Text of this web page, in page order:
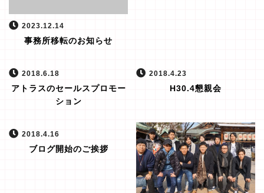
2023.12.14
事務所移転のお知らせ
2018.6.18
アトラスのセールスプロモー
ション
2018.4.23
H30.4懇親会
2018.4.16
ブログ開始のご挨拶